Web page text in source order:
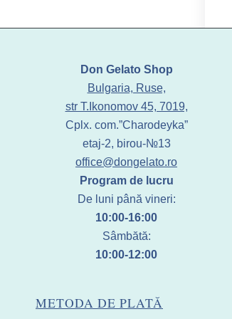
Don Gelato Shop
Bulgaria, Ruse,
str T.Ikonomov 45, 7019,
Cplx. com.”Charodeyka”
etaj-2, birou-№13
office@dongelato.ro
Program de lucru
De luni până vineri:
10:00-16:00
Sâmbătă:
10:00-12:00
METODA DE PLATĂ